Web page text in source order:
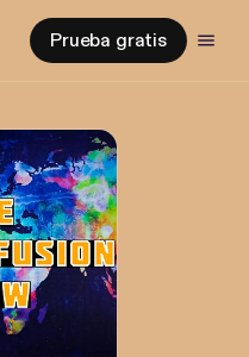
Prueba gratis